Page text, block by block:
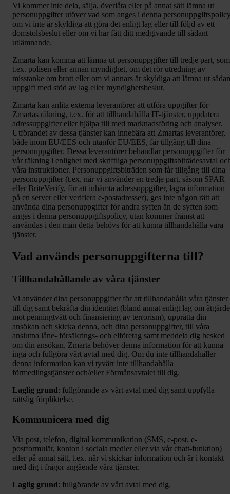
Vi kommer inte dela, sälja, överlåta eller på annat sätt lämna ut
personuppgifter utöver vad som anges i denna
om vi inte är skyldiga att göra det enligt lag eller till följd av ett
domstolsbeslut eller om vi har fått ditt medgivande till sådant
utlämnande.
Zmarta kan komma att lämna ut personuppgifter till tredje part, som
t.ex. polisen eller annan myndighet, om det rör utredning av
misstanke om brott eller om vi annars är skyldiga att lämna ut sådan
uppgift med stöd av lag eller myndighetsbeslut.
Zmarta kan anlita externa leverantörer att utföra uppgifter för
Zmartas räkning, t.ex. för att tillhandahålla IT-tjänster, uppdatera
adressuppgifter eller hjälpa till med marknadsföring och analyser.
Utförandet av dessa tjänster kan innebära att Zmartas leverantörer,
både inom EU/EES och utanför EU/EES, får tillgång till dina
personuppgifter. Dessa leverantörer behandlar personuppgifter för
vår räkning i enlighet med skriftliga personuppgiftsbiträdesavtal
våra instruktioner. Personuppgiftsbiträden som får tillgång till dina
personuppgifter (t.ex. när vi använder en tredje part, såsom SPAR
eller BriteVerify, för att inhämta adressuppgifter, lagra information
på en server eller verifiera e-postadresser), ges inte någon rätt att
använda dina personuppgifter för andra syften än de syften som
anges i denna personuppgiftspolicy, utan kommer främst att
användas i den mån detta behövs för att kunna tillhandahålla våra
tjänster.
Vad används personuppgifterna till?
Tillhandahållande av våra tjänster
Vi använder dina personuppgifter för att tillhandahålla våra tjänster
till dig samt bekräfta din identitet (bland annat enligt lag om
mot penningtvätt och finansiering av terrorism), upprätta din
ansökan och skicka denna, och dina personuppgifter, till våra
anslutna låne- försäkrings- och elföretag samt meddela dig besked
om din ansökan. Zmarta behöver denna information för att kunna
ingå och fullgöra vårt avtal med dig. Om du inte tillhandahåller
denna information kan vi tyvärr inte tillhandahålla
förmedlingstjänster och/eller Förmånsavtalet till dig.
Laglig grund: fullgörande av vårt avtal med dig samt uppfylla
rättslig förpliktelse.
Kommunicera med dig
Via post, telefon, digital kommunikation (SMS, e-post, e-
postformulär, konton i sociala medier eller via vår chatt-funktion)
eller på annat sätt, t.ex. när vi skickar information och är i kontakt
med dig i frågor angående våra tjänster.
Laglig grund: fullgörande av vårt avtal med dig.